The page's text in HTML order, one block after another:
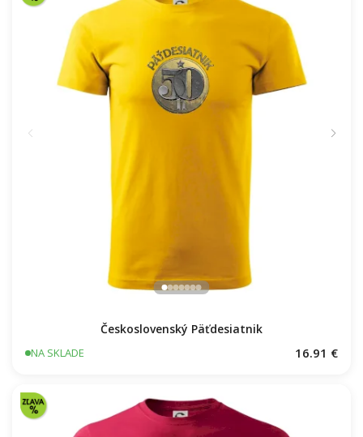
Československý Päťdesiatnik
NA SKLADE 16.91 €